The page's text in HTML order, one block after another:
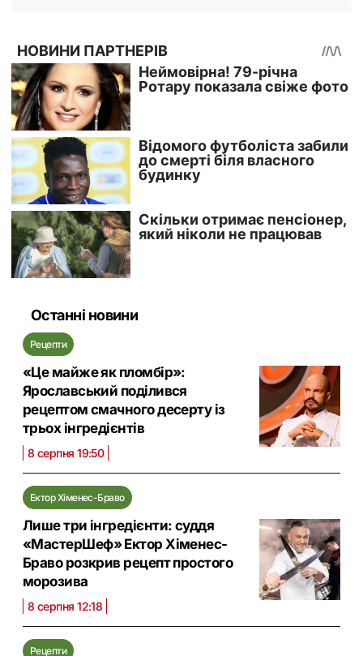
Останні новини
Рецепти
«Це майже як пломбір»:
Ярославський поділився
рецептом смачного десерту із
трьох інгредієнтів
8 серпня 19:50
Ектор Хіменес-Браво
Лише три інгредієнти: суддя
«МастерШеф» Ектор Хіменес-
Браво розкрив рецепт простого
морозива
8 серпня 12:18
Рецепти